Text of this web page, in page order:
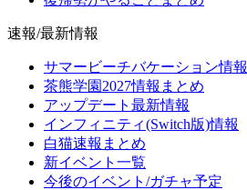
速報/最新情報
サマービーチバケーション情
茶熊学園2027情報まとめ
アップデート最新情報
インフィニティ(Switch版)情報
白猫速報まとめ
新イベント一覧
今後のイベント/ガチャ予定